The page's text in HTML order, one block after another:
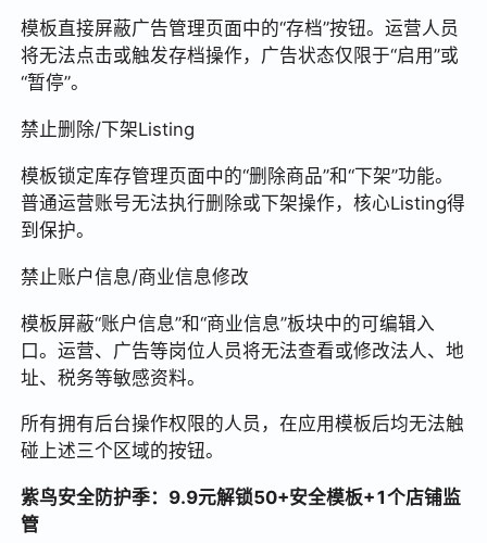
模板直接屏蔽广告管理页面中的“存档”按钮。运营人员
将无法点击或触发存档操作，广告状态仅限于“启用”或
“暂停”。
禁止删除/下架Listing
模板锁定库存管理页面中的“删除商品”和“下架”功能。
普通运营账号无法执行删除或下架操作，核心Listing得
到保护。
禁止账户信息/商业信息修改
模板屏蔽“账户信息”和“商业信息”板块中的可编辑入
口。运营、广告等岗位人员将无法查看或修改法人、地
址、税务等敏感资料。
所有拥有后台操作权限的人员，在应用模板后均无法触
碰上述三个区域的按钮。
紫鸟安全防护季：9.9元解锁50+安全模板+1个店铺监
管